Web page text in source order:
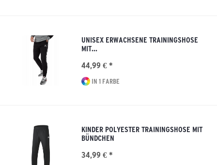
UNISEX ERWACHSENE TRAININGSHOSE
MIT...
44,99 € *
IN 1 FARBE
KINDER POLYESTER TRAININGSHOSE MIT
BÜNDCHEN
34,99 € *